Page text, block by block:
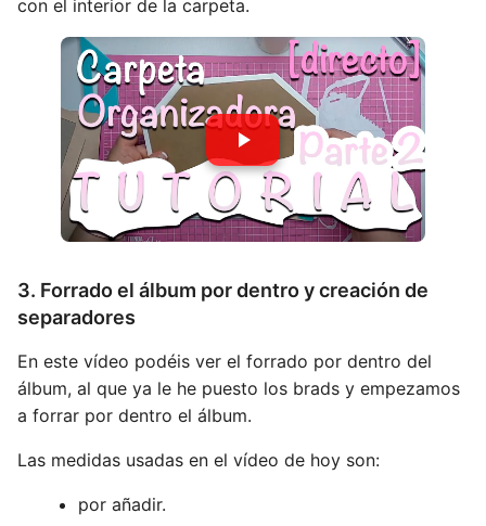
con el interior de la carpeta.
3. Forrado el álbum por dentro y creación de
separadores
En este vídeo podéis ver el forrado por dentro del
álbum, al que ya le he puesto los brads y empezamos
a forrar por dentro el álbum.
Las medidas usadas en el vídeo de hoy son:
por añadir.